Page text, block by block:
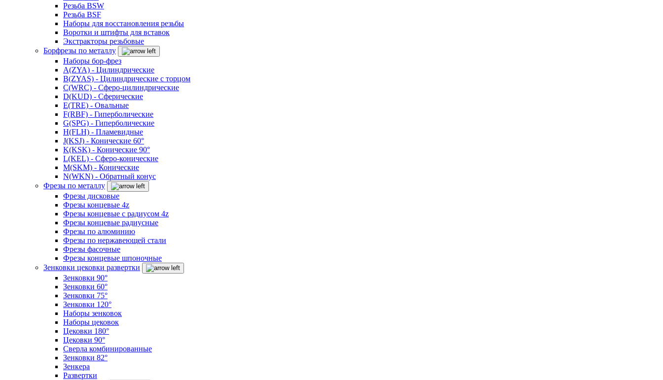
Резьба BSW
Резьба BSF
Наборы для восстановления резьбы
Воротки и штифты для вставок
Экстракторы резьбовые
Борфрезы по металлу
Наборы бор-фрез
A(ZYA) - Цилиндрические
B(ZYAS) - Цилиндрические с торцом
C(WRC) - Сферо-цилиндрические
D(KUD) - Сферические
E(TRE) - Овальные
F(RBF) - Гиперболические
G(SPG) - Гиперболические
H(FLH) - Пламевидные
J(KSJ) - Конические 60°
K(KSK) - Конические 90°
L(KEL) - Сферо-конические
M(SKM) - Конические
N(WKN) - Обратный конус
Фрезы по металлу
Фрезы дисковые
Фрезы концевые 4z
Фрезы концевые с радиусом 4z
Фрезы концевые радиусные
Фрезы по алюминию
Фрезы по нержавеющей стали
Фрезы фасочные
Фрезы концевые шпоночные
Зенковки цековки развертки
Зенковки 90°
Зенковки 60°
Зенковки 75°
Зенковки 120°
Наборы зенковок
Наборы цековок
Цековки 180°
Цековки 90°
Сверла комбинированные
Зенковки 82°
Зенкера
Развертки